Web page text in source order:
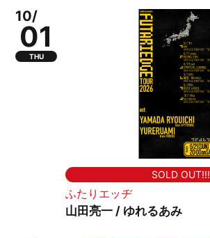
10/
01
THU
SOLD OUT!!!
ふたりエッヂ
山田亮一 / ゆれるあみ